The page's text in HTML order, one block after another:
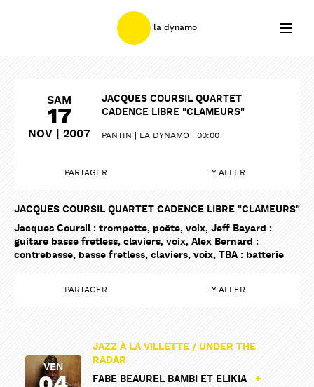
la dynamo
SAM
17
NOV | 2007
JACQUES COURSIL QUARTET
CADENCE LIBRE "CLAMEURS"
PANTIN LA DYNAMO 00:00
PARTAGER Y ALLER
JACQUES COURSIL QUARTET CADENCE LIBRE "CLAMEURS"
Jacques Coursil : trompette, poëte, voix, Jeff Bayard :
guitare basse fretless, claviers, voix, Alex Bernard :
contrebasse, basse fretless, claviers, voix, TBA : batterie
PARTAGER Y ALLER
VEN
JAZZ À LA VILLETTE / UNDER THE
RADAR
FABE BEAUREL BAMBI ET ELIKIA
+